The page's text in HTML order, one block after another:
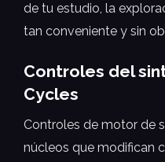
de tu estudio, la
tan conveniente y sin
Controles del
Cycles
Controles de motor de
núcleos que modifican